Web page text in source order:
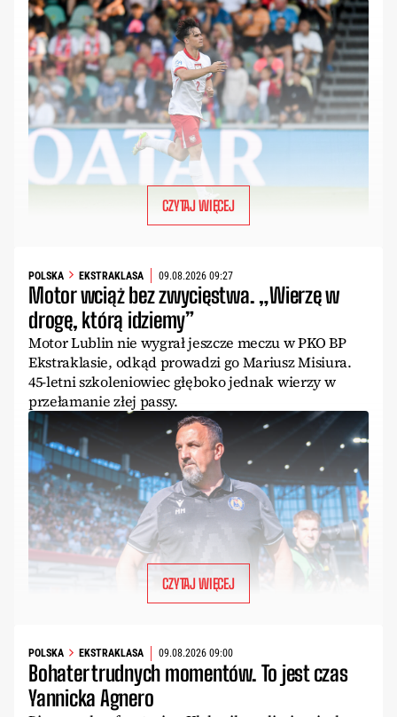
CZYTAJ WIĘCEJ
POLSKA EKSTRAKLASA 09.08.2026 09:27
Motor wciąż bez zwycięstwa. „Wierzę w
drogę, którą idziemy”
Motor Lublin nie wygrał jeszcze meczu w PKO BP
Ekstraklasie, odkąd prowadzi go Mariusz Misiura.
45-letni szkoleniowiec głęboko jednak wierzy w
przełamanie złej passy.
CZYTAJ WIĘCEJ
POLSKA EKSTRAKLASA 09.08.2026 09:00
Bohater trudnych momentów. To jest czas
Yannicka Agnero